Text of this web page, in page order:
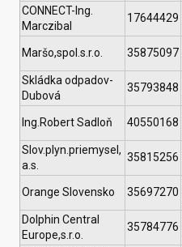
CONNECT-Ing.
Marczibal
17644429
Maršo,spol.s.r.o. 35875097
Skládka odpadov-
Dubová
35793848
Ing.Robert Sadloň 40550168
Slov.plyn.priemysel,
a.s.
35815256
Orange Slovensko 35697270
Dolphin Central
Europe,s.r.o.
35784776